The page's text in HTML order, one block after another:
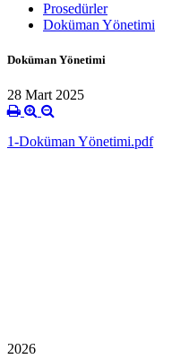
Prosedürler
Doküman Yönetimi
Doküman Yönetimi
28 Mart 2025
1-Doküman Yönetimi.pdf
2026